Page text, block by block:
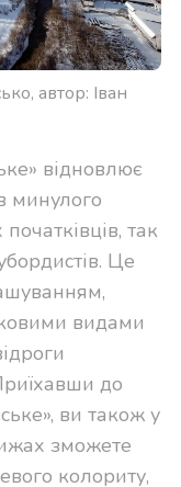
автор: Іван
відновлює
минулого
так
Це
видами
до
ви також у
зможете
колориту,